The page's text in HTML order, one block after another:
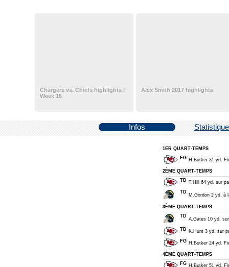
Chargers vs. Chiefs highlights |
Week 15
Alex Smith 2017 highlights
Infos
1ER QUART-TEMPS
FG H.Butker 31 yd.
2ÈME QUART-TEMPS
TD T.Hill 64 yd. sur
TD
M.Gordon 2 yd. à
3ÈME QUART-TEMPS
TD
A.Gates 10 yd.
TD K.Hunt 3 yd. sur
FG H.Butker 24 yd.
4ÈME QUART-TEMPS
FG H.Butker 51 yd.